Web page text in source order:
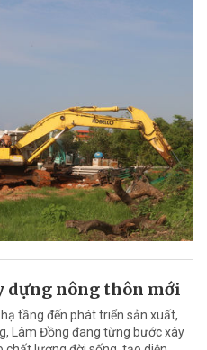
dựng nông thôn mới
tầng đến phát triển sản xuất,
Lâm Đồng đang từng bước xây